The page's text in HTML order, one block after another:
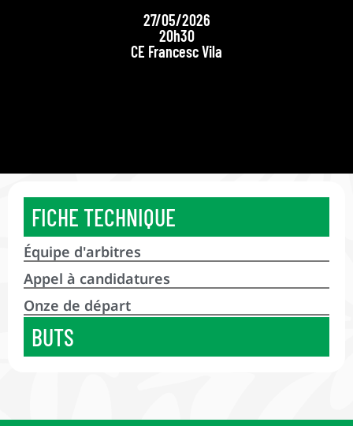
27/05/2026
20h30
CE Francesc Vila
FICHE TECHNIQUE
Équipe d'arbitres
Appel à candidatures
Onze de départ
BUTS